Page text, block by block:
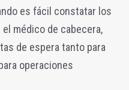
es fácil constatar los
médico de cabecera,
de espera tanto para
operaciones